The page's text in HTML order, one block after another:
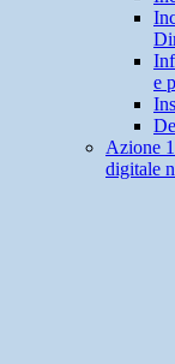
e
Azione
digitale